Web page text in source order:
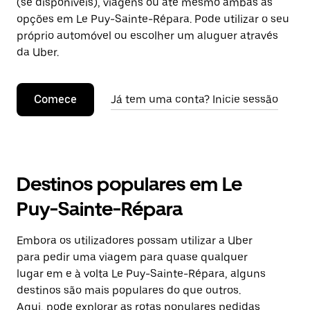
opções em Le Puy-Sainte-Répara. Pode utilizar o seu
próprio automóvel ou escolher um aluguer através
da Uber.
Comece Já tem uma conta? Inicie sessão
Destinos populares em Le
Puy-Sainte-Répara
Embora os utilizadores possam utilizar a Uber
para pedir uma viagem para quase qualquer
lugar em e à volta Le Puy-Sainte-Répara, alguns
destinos são mais populares do que outros.
Aqui, pode explorar as rotas populares pedidas